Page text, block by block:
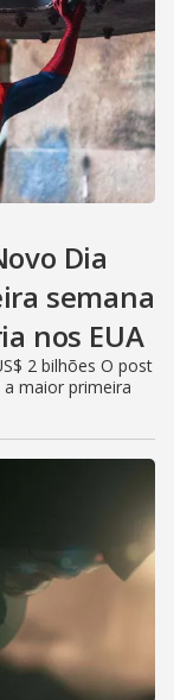
Dia
semana
nos EUA
2 bilhões O post
maior primeira